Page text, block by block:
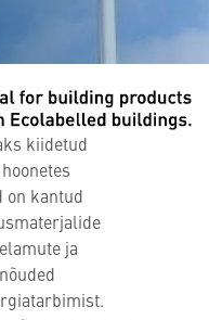
kiidetud
on kantud
ja